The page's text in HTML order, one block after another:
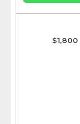
$1,800